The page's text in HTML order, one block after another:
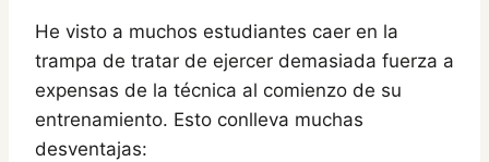
He visto a muchos estudiantes caer en la
trampa de tratar de ejercer demasiada fuerza a
expensas de la técnica al comienzo de su
entrenamiento. Esto conlleva muchas
desventajas: